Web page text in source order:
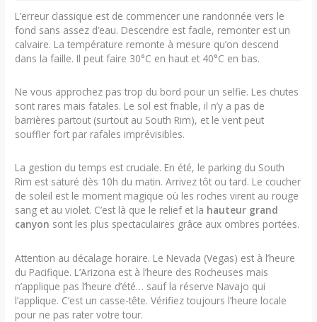
L’erreur classique est de commencer une randonnée vers le
fond sans assez d’eau. Descendre est facile, remonter est un
calvaire. La température remonte à mesure qu’on descend
dans la faille. Il peut faire 30°C en haut et 40°C en bas.
Ne vous approchez pas trop du bord pour un selfie. Les chutes
sont rares mais fatales. Le sol est friable, il n’y a pas de
barrières partout (surtout au South Rim), et le vent peut
souffler fort par rafales imprévisibles.
La gestion du temps est cruciale. En été, le parking du South
Rim est saturé dès 10h du matin. Arrivez tôt ou tard. Le coucher
de soleil est le moment magique où les roches virent au rouge
sang et au violet. C’est là que le relief et la hauteur grand
canyon sont les plus spectaculaires grâce aux ombres portées.
Attention au décalage horaire. Le Nevada (Vegas) est à l’heure
du Pacifique. L’Arizona est à l’heure des Rocheuses mais
n’applique pas l’heure d’été… sauf la réserve Navajo qui
l’applique. C’est un casse-tête. Vérifiez toujours l’heure locale
pour ne pas rater votre tour.